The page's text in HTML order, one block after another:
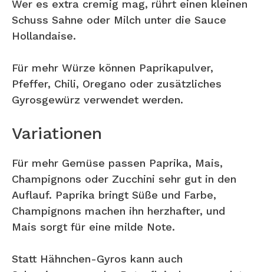
Wer es extra cremig mag, rührt einen kleinen
Schuss Sahne oder Milch unter die Sauce
Hollandaise.
Für mehr Würze können Paprikapulver,
Pfeffer, Chili, Oregano oder zusätzliches
Gyrosgewürz verwendet werden.
Variationen
Für mehr Gemüse passen Paprika, Mais,
Champignons oder Zucchini sehr gut in den
Auflauf. Paprika bringt Süße und Farbe,
Champignons machen ihn herzhafter, und
Mais sorgt für eine milde Note.
Statt Hähnchen-Gyros kann auch